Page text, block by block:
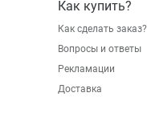
Как купить?
Как сделать заказ?
Вопросы и ответы
Рекламации
Доставка